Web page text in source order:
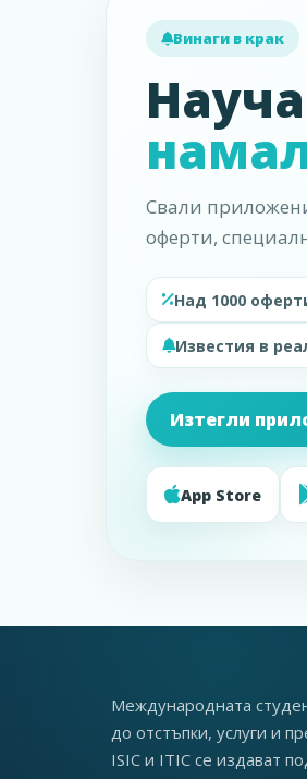
Винаги в крак
Свали
оферти,
Над 1000
Известия в
Изтегли
App Store
Международната
до отстъпки, услуги и
ISIC и ITIC се издават